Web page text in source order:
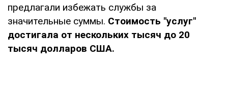
предлагали избежать службы за
значительные суммы. Стоимость "услуг"
достигала от нескольких тысяч до 20
тысяч долларов США.